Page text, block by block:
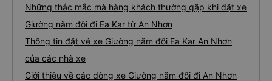
Những thắc mắc mà hàng khách thường gặp khi đặt xe
Giường nằm đôi đi Ea Kar từ An Nhơn
Thông tin đặt vé xe Giường nằm đôi Ea Kar An Nhơn
của các nhà xe
Giới thiệu về các dòng xe Giường nằm đôi đi An Nhơn